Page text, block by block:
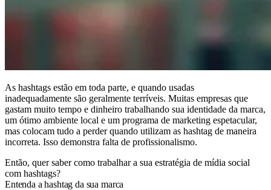
As hashtags estão em toda parte, e quando usadas
inadequadamente são geralmente terríveis. Muitas empresas que
gastam muito tempo e dinheiro trabalhando sua identidade da marca,
um ótimo ambiente local e um programa de marketing espetacular,
mas colocam tudo a perder quando utilizam as hashtag de maneira
incorreta. Isso demonstra falta de profissionalismo.
Então, quer saber como trabalhar a sua estratégia de mídia social
com hashtags?
Entenda a hashtag da sua marca